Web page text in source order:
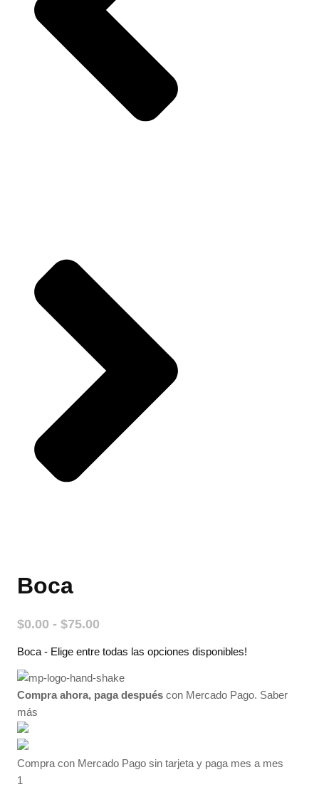
Boca
$0.00 - $75.00
precios:
$0.00
hasta
Boca - Elige entre todas las opciones disponibles!
Compra ahora, paga después con Mercado Pago. Saber
más
Compra con Mercado Pago sin tarjeta y paga mes a mes
1